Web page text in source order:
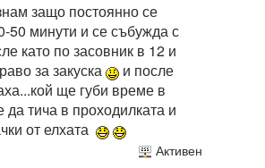
защо постоянно се
50 минути и се събужда с
като по засовник в 12 и
за закуска
и после
ще губи време в
тича в проходилката и
от елхата
Активен